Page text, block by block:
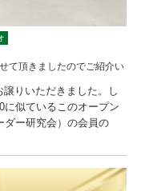
て頂きましたのでご紹介い
りいただきました。し
似ているこのオープン
ダー研究会）の会員の